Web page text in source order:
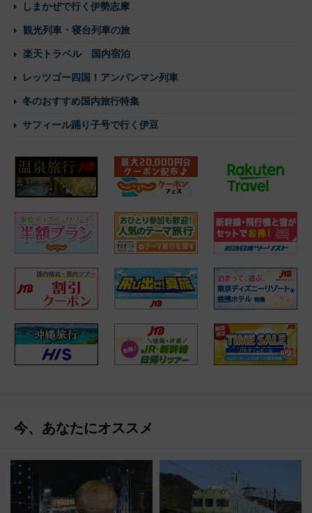
しまかぜで行く伊勢志摩
観光列車・寝台列車の旅
楽天トラベル 国内宿泊
レッツゴー四国！アンパンマン列車
冬のおすすめ国内旅行特集
サフィール踊り子号で行く伊豆
今、あなたにオススメ